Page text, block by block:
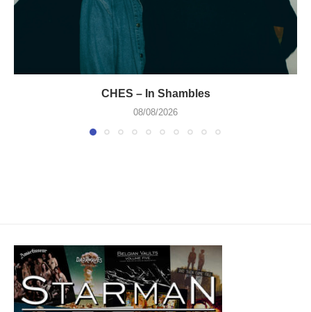
CHES – In Shambles
08/08/2026